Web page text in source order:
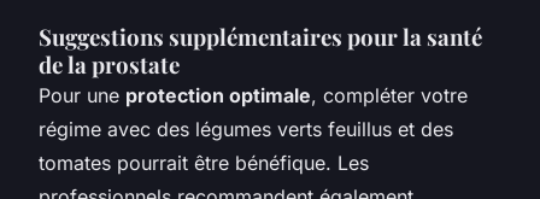
Suggestions supplémentaires pour la santé
de la prostate
Pour une protection optimale, compléter votre
régime avec des légumes verts feuillus et des
tomates pourrait être bénéfique. Les